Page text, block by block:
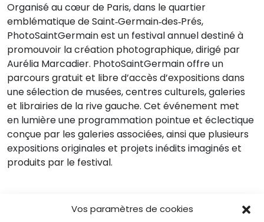
Vos paramètres de cookies
Organisé au cœur de Paris, dans le quartier
emblématique de Saint‑Germain‑des‑Prés,
PhotoSaintGermain est un festival annuel destiné à
promouvoir la création photographique, dirigé par
Aurélia Marcadier. PhotoSaintGermain offre un
parcours gratuit et libre d’accès d’expositions dans
une sélection de musées, centres culturels, galeries
et librairies de la rive gauche. Cet événement met
en lumière une programmation pointue et éclectique
conçue par les galeries associées, ainsi que plusieurs
expositions originales et projets inédits imaginés et
produits par le festival.